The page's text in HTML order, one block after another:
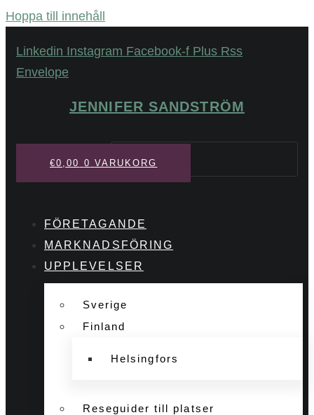
Hoppa till innehåll
Linkedin Instagram Facebook-f Plus Rss
Envelope
JENNIFER SANDSTRÖM
Sök
€0,00 0 VARUKORG
FÖRETAGANDE
MARKNADSFÖRING
UPPLEVELSER
Sverige
Finland
Helsingfors
Reseguider till platser